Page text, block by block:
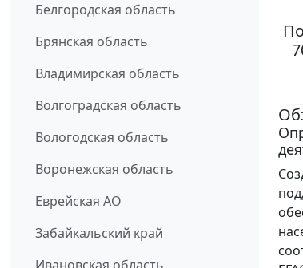
Белгородская область
Брянская область
Владимирская область
Волгоградская область
Вологодская область
Воронежская область
Еврейская АО
Забайкальский край